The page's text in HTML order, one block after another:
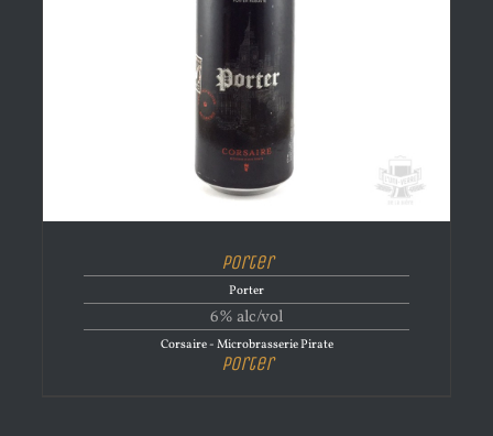
Porter
Porter
6% alc/vol
Corsaire - Microbrasserie Pirate
Porter